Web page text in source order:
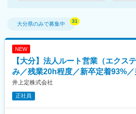
大分県のみで募集中
NEW
【大分】法人ルート営業（エクス
み／残業20h程度／新卒定着93%
井上定株式会社
正社員